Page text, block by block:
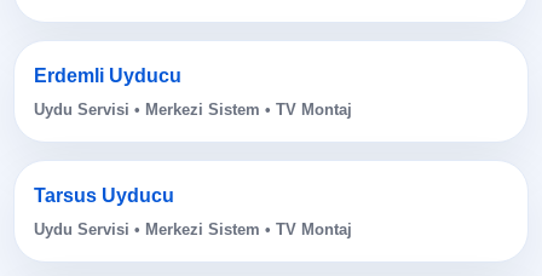
Erdemli Uyducu
Uydu Servisi • Merkezi Sistem • TV Montaj
Tarsus Uyducu
Uydu Servisi • Merkezi Sistem • TV Montaj